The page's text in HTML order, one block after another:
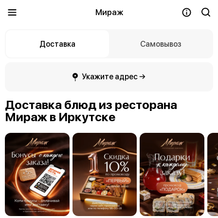
Мираж
Доставка Самовывоз
Укажите адрес →
Доставка блюд из ресторана
Мираж в Иркутске